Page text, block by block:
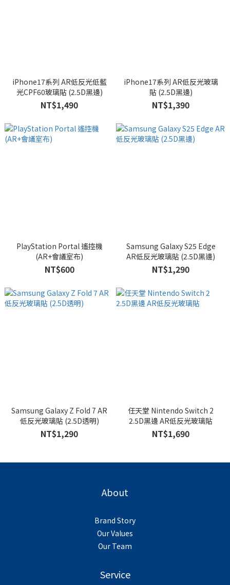
iPhone17系列 AR低反光低藍
光CPF60玻璃貼 (2.5D黑邊)
NT$1,490
iPhone17系列 AR低反光玻璃
貼 (2.5D黑邊)
NT$1,390
PlayStation Portal 遙控機
(AR+會議室布)
NT$600
Samsung Galaxy S25 Edge
AR低反光玻璃貼 (2.5D黑邊)
NT$1,290
Samsung Galaxy Z Fold 7 AR
低反光玻璃貼 (2.5D透明)
NT$1,290
任天堂 Nintendo Switch 2
2.5D黑邊 AR低反光玻璃貼
NT$1,690
About
Brand Story
Our Values
Our Team
Service